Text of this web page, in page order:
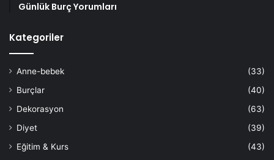
Günlük Burç Yorumları
Kategoriler
Anne-bebek
(33)
Burçlar
(40)
Dekorasyon
(63)
Diyet
(39)
Eğitim & Kurs
(43)